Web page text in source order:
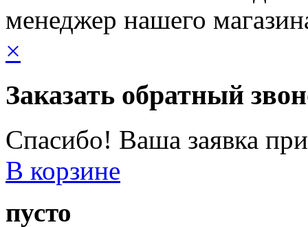
менеджер нашего
×
Заказать обратный
Спасибо! Ваша заявка
В корзине
пусто